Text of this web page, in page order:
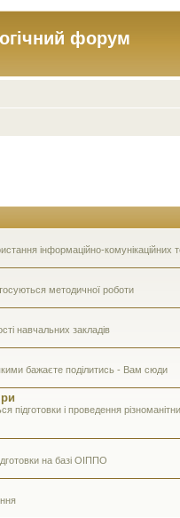
форум
інформаційно-комунікаційних
методичної роботи
навчальних закладів
бажаєте поділитись - Вам сюди
і проведення
на базі ОІППО